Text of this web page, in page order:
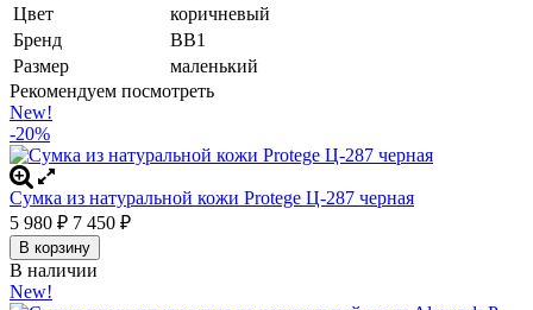
Цвет
коричневый
Бренд
BB1
Размер
маленький
Рекомендуем посмотреть
New!
-20%
Сумка из натуральной кожи Protege Ц-287 черная
5 980 ₽ 7 450 ₽
В корзину
В наличии
New!